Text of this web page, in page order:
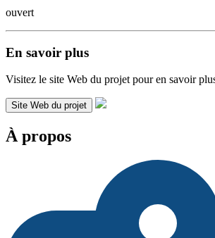
ouvert
En savoir plus
Visitez le site Web du projet pour en savoir
Site Web du projet
À propos